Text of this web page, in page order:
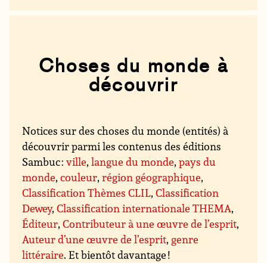
Choses du monde à
découvrir
Notices sur des choses du monde (entités) à
découvrir parmi les contenus des éditions
Sambuc :ville,langue du monde,pays du
monde,couleur,région géographique,
Classification Thèmes CLIL,Classification
Dewey,Classification internationale THEMA,
Éditeur,Contributeur à une œuvre de l’esprit,
Auteur d’une œuvre de l’esprit, genre
littéraire. Et bientôt davantage !